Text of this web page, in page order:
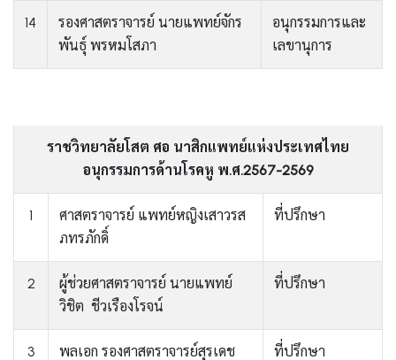
14
รองศาสตราจารย์ นายแพทย์จักร
พันธุ์ พรหมโสภา
อนุกรรมการและ
เลขานุการ
ราชวิทยาลัยโสต ศอ นาสิกแพทย์แห่งประเทศไทย
อนุกรรมการด้านโรคหู พ.ศ.2567-2569
1
ศาสตราจารย์ แพทย์หญิงเสาวรส
ภทรภักดิ์
ที่ปรึกษา
2
ผู้ช่วยศาสตราจารย์ นายแพทย์
วิชิต ชีวเรืองโรจน์
ที่ปรึกษา
3
พลเอก รองศาสตราจารย์สุรเดช
ที่ปรึกษา